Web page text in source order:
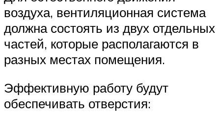
воздуха, вентиляционная система
должна состоять из двух отдельных
частей, которые располагаются в
разных местах помещения.
Эффективную работу будут
обеспечивать отверстия: